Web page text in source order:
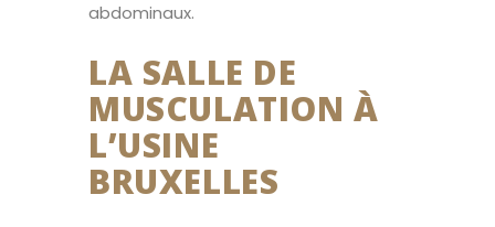
abdominaux.
LA SALLE DE
MUSCULATION À
L’USINE
BRUXELLES